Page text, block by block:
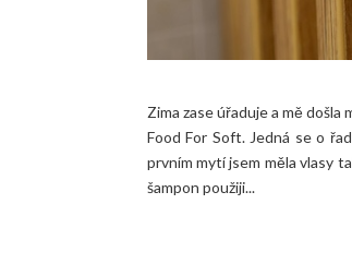
Zima zase úřaduje a mě
Food For Soft. Jedná se o
prvním mytí jsem měla vlasy
šampon použiji...